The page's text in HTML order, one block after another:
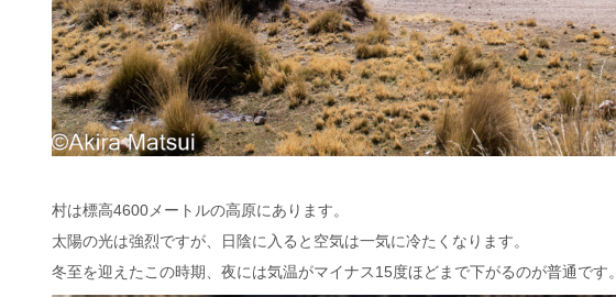
村は標高4600メートルの高原にあります。
太陽の光は強烈ですが、日陰に入ると空気は一気に冷たくなります。
冬至を迎えたこの時期、夜には気温がマイナス15度ほどまで下がるのが普通です。